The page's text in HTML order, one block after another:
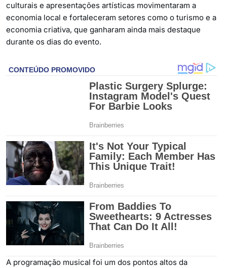
culturais e apresentações artísticas movimentaram a
economia local e fortaleceram setores como o turismo e a
economia criativa, que ganharam ainda mais destaque
durante os dias do evento.
A programação musical foi um dos pontos altos da